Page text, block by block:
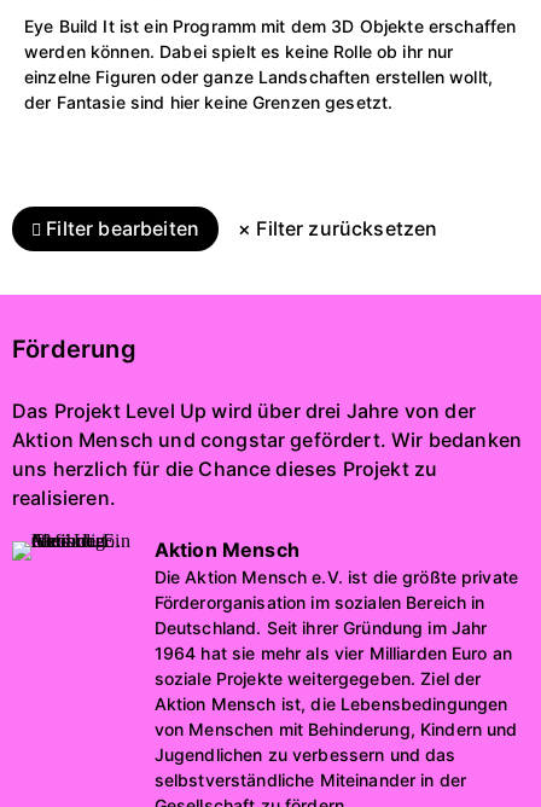
Eye Build It ist ein Programm mit dem 3D Objekte erschaffen
werden können. Dabei spielt es keine Rolle ob ihr nur
einzelne Figuren oder ganze Landschaften erstellen wollt,
der Fantasie sind hier keine Grenzen gesetzt.
Filter bearbeiten × Filter zurücksetzen
Förderung
Das Projekt Level Up wird über drei Jahre von der
Aktion Mensch und congstar gefördert. Wir bedanken
uns herzlich für die Chance dieses Projekt zu
realisieren.
Aktion Mensch
Die Aktion Mensch e.V. ist die größte private
Förderorganisation im sozialen Bereich in
Deutschland. Seit ihrer Gründung im Jahr
1964 hat sie mehr als vier Milliarden Euro an
soziale Projekte weitergegeben. Ziel der
Aktion Mensch ist, die Lebensbedingungen
von Menschen mit Behinderung, Kindern und
Jugendlichen zu verbessern und das
selbstverständliche Miteinander in der